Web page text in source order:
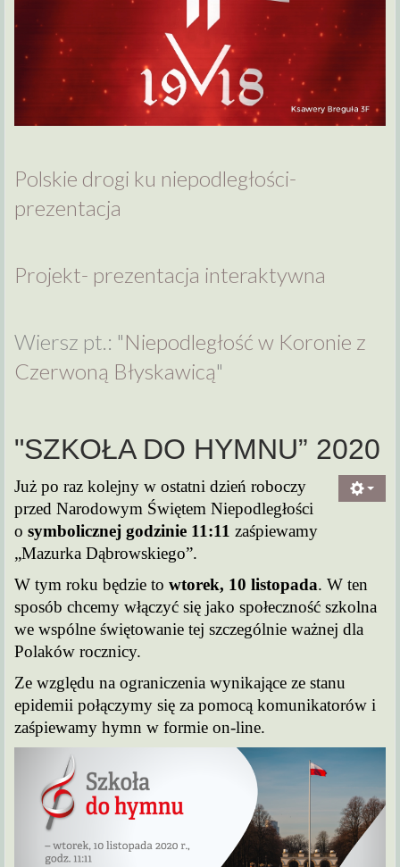
Polskie drogi ku niepodległości-
prezentacja
Projekt- prezentacja interaktywna
Wiersz pt.: "Niepodległość w Koronie z
Czerwoną Błyskawicą"
"SZKOŁA DO HYMNU” 2020
Już po raz kolejny w ostatni dzień roboczy
przed Narodowym Świętem Niepodległości
o symbolicznej godzinie 11:11 zaśpiewamy
„Mazurka Dąbrowskiego”.
W tym roku będzie to wtorek, 10 listopada. W ten
sposób chcemy włączyć się jako społeczność szkolna
we wspólne świętowanie tej szczególnie ważnej dla
Polaków rocznicy.
Ze względu na ograniczenia wynikające ze stanu
epidemii połączymy się za pomocą komunikatorów i
zaśpiewamy hymn w formie on-line.